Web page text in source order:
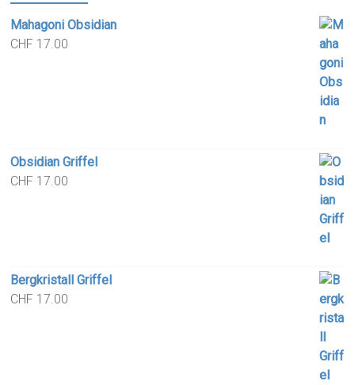
Mahagoni Obsidian
CHF 17.00
Obsidian Griffel
CHF 17.00
Bergkristall Griffel
CHF 17.00